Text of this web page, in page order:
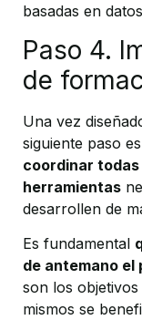
basadas en
Paso 4.
de
Una vez
siguiente paso
coordinar
herramientas
desarrollen de
Es fundamental
de antemano el
son los
mismos se